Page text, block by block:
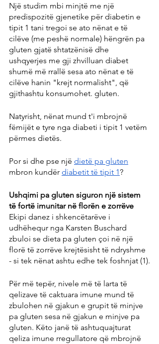
Një studim mbi minjtë me një
predispozitë gjenetike për diabetin e
tipit 1 tani tregoi se ato nënat e të
cilëve (me peshë normale) hëngrën pa
gluten gjatë shtatzënisë dhe
ushqyerjes me gji zhvilluan diabet
shumë më rrallë sesa ato nënat e të
cilëve hanin "krejt normalisht", që
gjithashtu konsumohet. gluten.
Natyrisht, nënat mund t'i mbrojnë
fëmijët e tyre nga diabeti i tipit 1 vetëm
përmes dietës.
Por si dhe pse një dietë pa gluten
mbron kundër diabetit të tipit 1?
Ushqimi pa gluten siguron një sistem
të fortë imunitar në florën e zorrëve
Ekipi danez i shkencëtarëve i
udhëhequr nga Karsten Buschard
zbuloi se dieta pa gluten çoi në një
florë të zorrëve krejtësisht të ndryshme
- si tek nënat ashtu edhe tek foshnjat (1).
Për më tepër, nivele më të larta të
qelizave të caktuara imune mund të
zbulohen në gjakun e grupit të minjve
pa gluten sesa në gjakun e minjve pa
gluten. Këto janë të ashtuquajturat
qeliza imune rregullatore që mbrojnë